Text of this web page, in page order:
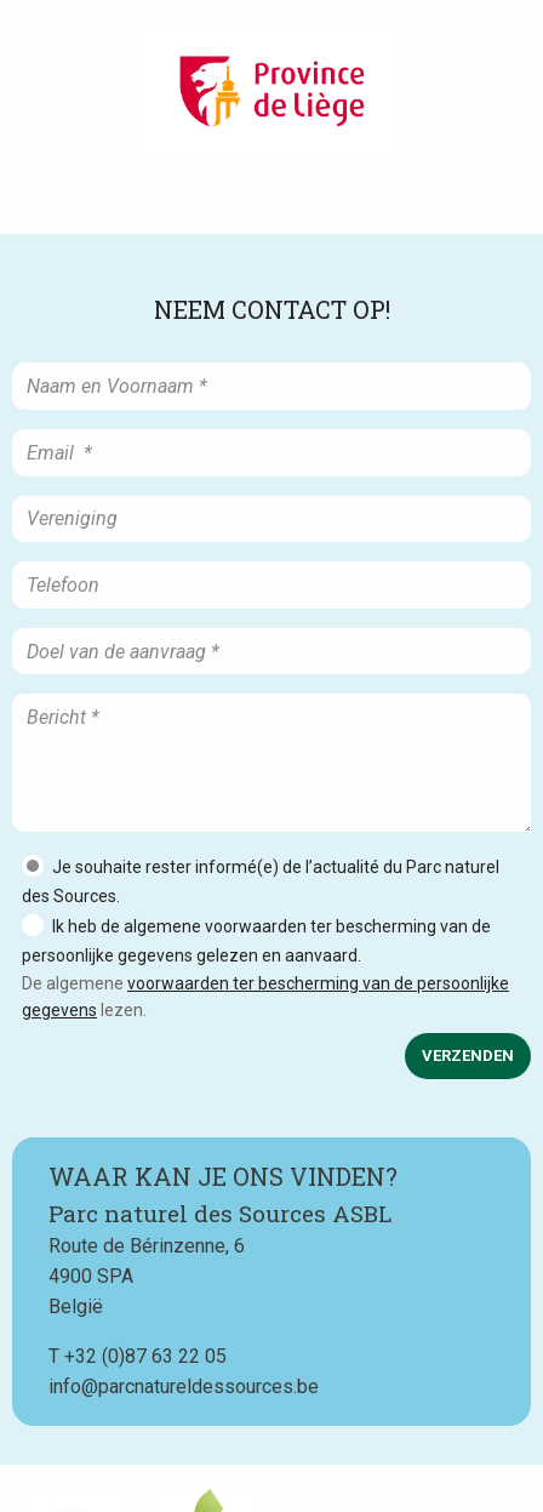
NEEM CONTACT OP!
Je souhaite rester informé(e) de l’actualité du Parc naturel
des Sources.
Ik heb de algemene voorwaarden ter bescherming van de
persoonlijke gegevens gelezen en aanvaard.
De algemene voorwaarden ter bescherming van de persoonlijke
gegevens lezen.
VERZENDEN
WAAR KAN JE ONS VINDEN?
Parc naturel des Sources ASBL
Route de Bérinzenne, 6
4900 SPA
België
T Téléphone
+32 (0)87 63 22 05
info@parcnatureldessources.be